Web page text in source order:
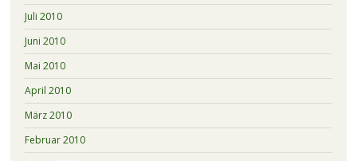
Juli 2010
Juni 2010
Mai 2010
April 2010
März 2010
Februar 2010